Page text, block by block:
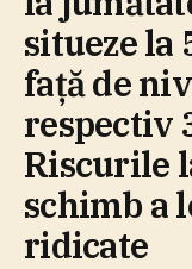
situeze la
faţă de
respectiv
Riscurile
schimb a
ridicate